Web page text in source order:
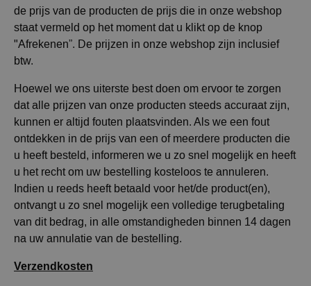
de prijs van de producten de prijs die in onze webshop
staat vermeld op het moment dat u klikt op de knop
"Afrekenen”. De prijzen in onze webshop zijn inclusief
btw.
Hoewel we ons uiterste best doen om ervoor te zorgen
dat alle prijzen van onze producten steeds accuraat zijn,
kunnen er altijd fouten plaatsvinden. Als we een fout
ontdekken in de prijs van een of meerdere producten die
u heeft besteld, informeren we u zo snel mogelijk en heeft
u het recht om uw bestelling kosteloos te annuleren.
Indien u reeds heeft betaald voor het/de product(en),
ontvangt u zo snel mogelijk een volledige terugbetaling
van dit bedrag, in alle omstandigheden binnen 14 dagen
na uw annulatie van de bestelling.
Verzendkosten